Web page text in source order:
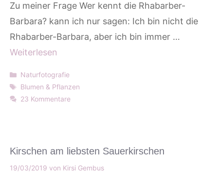
Zu meiner Frage Wer kennt die Rhabarber-
Barbara? kann ich nur sagen: Ich bin nicht die
Rhabarber-Barbara, aber ich bin immer …
Weiterlesen
Kategorien
Naturfotografie
Schlagwörter
Blumen & Pflanzen
23 Kommentare
Kirschen am liebsten Sauerkirschen
19/03/2019 von Kirsi Gembus